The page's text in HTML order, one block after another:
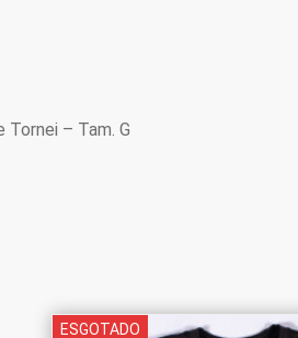
Tornei – Tam. G
ESGOTADO